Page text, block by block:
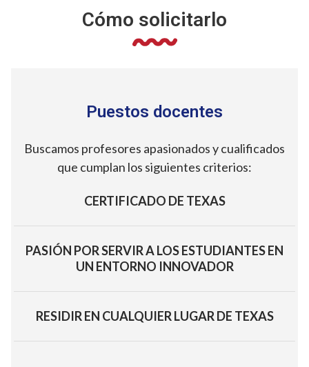
Cómo solicitarlo
Puestos docentes
Buscamos profesores apasionados y cualificados
que cumplan los siguientes criterios:
CERTIFICADO DE TEXAS
PASIÓN POR SERVIR A LOS ESTUDIANTES EN
UN ENTORNO INNOVADOR
RESIDIR EN CUALQUIER LUGAR DE TEXAS